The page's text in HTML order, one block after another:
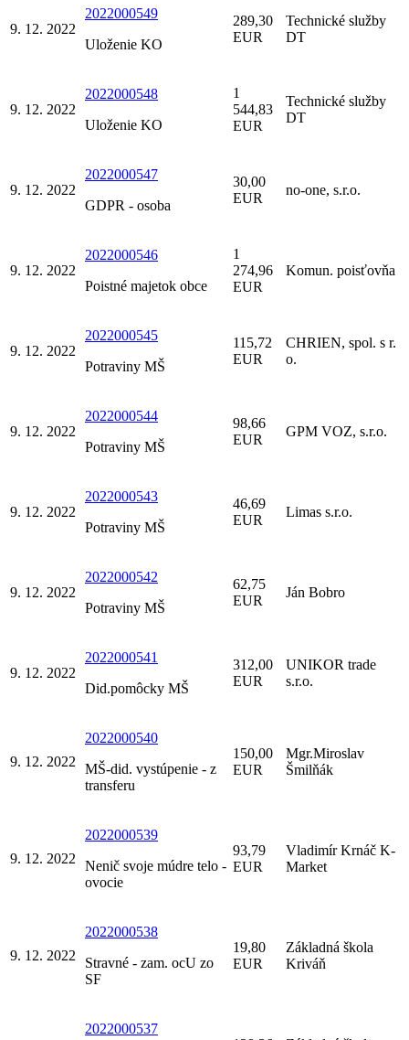
9. 12. 2022
2022000549
Uloženie KO
289,30
EUR
Technické služby
DT
9. 12. 2022
2022000548
Uloženie KO
1
544,83
EUR
Technické služby
DT
9. 12. 2022
2022000547
GDPR - osoba
30,00
EUR
no-one, s.r.o.
9. 12. 2022
2022000546
Poistné majetok obce
1
274,96
EUR
Komun. poisťovňa
9. 12. 2022
2022000545
Potraviny MŠ
115,72
EUR
CHRIEN, spol. s r.
o.
9. 12. 2022
2022000544
Potraviny MŠ
98,66
EUR
GPM VOZ, s.r.o.
9. 12. 2022
2022000543
Potraviny MŠ
46,69
EUR
Limas s.r.o.
9. 12. 2022
2022000542
Potraviny MŠ
62,75
EUR
Ján Bobro
9. 12. 2022
2022000541
Did.pomôcky MŠ
312,00
EUR
UNIKOR trade
s.r.o.
9. 12. 2022
2022000540
MŠ-did. vystúpenie - z
transferu
150,00
EUR
Mgr.Miroslav
Šmilňák
9. 12. 2022
2022000539
Nenič svoje múdre telo -
ovocie
93,79
EUR
Vladimír Krnáč K-
Market
9. 12. 2022
2022000538
Stravné - zam. ocU zo
SF
19,80
EUR
Základná škola
Kriváň
2022000537